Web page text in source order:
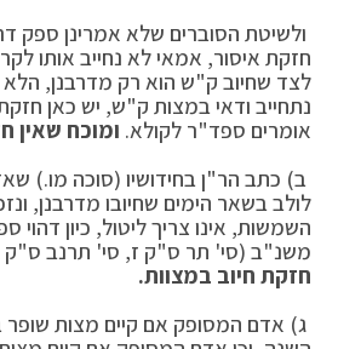
ולשיטת הסוברים שלא אמרינן ספק
חזקת איסור, אמאי לא נחייב אותו
לצד שחיוב ק"ש הוא רק מדרבנן, הלא
נתחייב ודאי במצות ק"ש, יש כאן חזקת
אומרים ספד"ר לקולא. ומוכח שאין
ב) כתב הר"ן בחידושיו (סוכה מו.)
לולב בשאר הימים שחיובו מדרבנן,
השמשות, אינו צריך ליטול, כיון דהוי
משנ"ב (סי' תר ס"ק ז, סי' תרנב ס"ק
חזקת חיוב במצוות.
ג) אדם המסופק אם קיים מצות שופר